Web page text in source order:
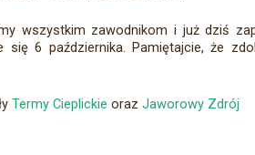
wszystkim zawodnikom i już dziś
się 6 października. Pamiętajcie, że
Termy Cieplickie oraz Jaworowy Zdrój